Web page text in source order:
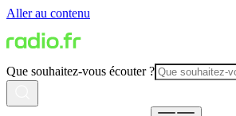
Aller au contenu
Que souhaitez-vous écouter ?